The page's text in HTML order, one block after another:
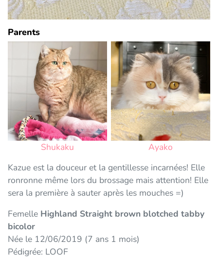
Parents
Shukaku
Ayako
Kazue est la douceur et la gentillesse incarnées! Elle
ronronne même lors du brossage mais attention! Elle
sera la première à sauter après les mouches =)
Femelle Highland Straight brown blotched tabby
bicolor
Née le 12/06/2019 (7 ans 1 mois)
Pédigrée: LOOF